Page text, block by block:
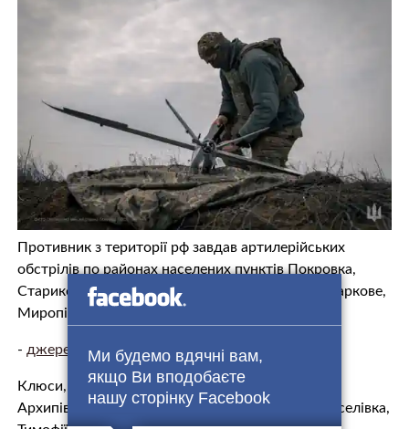
Ми будемо вдячні вам,
якщо Ви вподобаєте
нашу сторінку Facebook
Противник з території рф завдав артилерійських
обстрілів по районах населених пунктів Покровка,
Старикове, Бруски, Новодмитрівка, Мар’їне, Сваркове,
Миропільське, Сімейкине Сумської області;
- джерело.
Клюси, Лісківщина, Баранівка, Красний Хутір,
Архипівка Чернігівської області; Клинова, Новоселівка,